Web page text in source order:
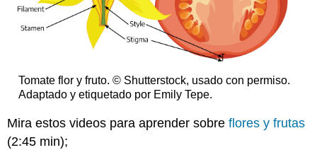
Tomate flor y fruto. © Shutterstock, usado con permiso.
Adaptado y etiquetado por Emily Tepe.
Mira estos videos para aprender sobreflores y frutas
(2:45 min);